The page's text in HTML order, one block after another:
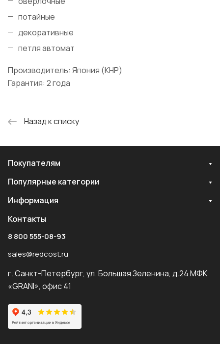
потайные
декоративные
петля автомат
Производитель: Япония (КНР)
Гарантия: 2 года
Назад к списку
Покупателям
Популярные категории
Информация
Контакты
8 800 555-08-93
sales@redcost.ru
г. Санкт-Петербург, ул. Большая Зеленина, д.24 МФК
«GRANI», офис 41